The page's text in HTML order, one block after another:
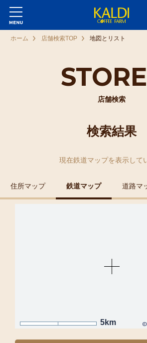
店舗検索
ホーム 店舗検索TOP 地図とリスト
検索結果
現在鉄道マップを表示して
住所マップ 鉄道マップ 道路マ
5km